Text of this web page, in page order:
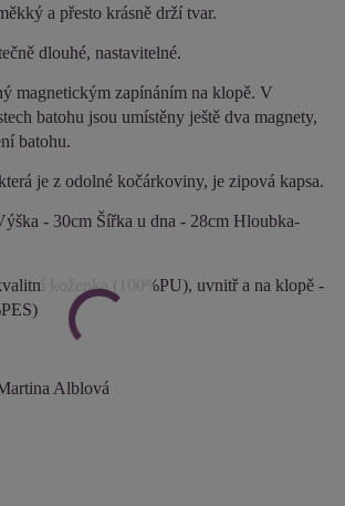
a přesto krásně drží tvar.
dlouhé, nastavitelné.
magnetickým zapínáním na klopě. V
batohu jsou umístěny ještě dva magnety,
batohu.
je z odolné kočárkoviny, je zipová kapsa.
- 30cm Šířka u dna - 28cm Hloubka-
koženka (100%PU), uvnitř a na klopě -
Alblová